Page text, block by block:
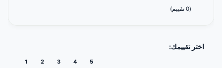
(0 تقييم)
اختر تقييمك:
1 2 3 4 5